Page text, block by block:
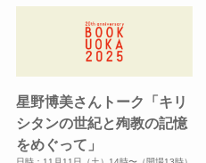
星野博美さんトーク「キリ
シタンの世紀と殉教の記憶
をめぐって」